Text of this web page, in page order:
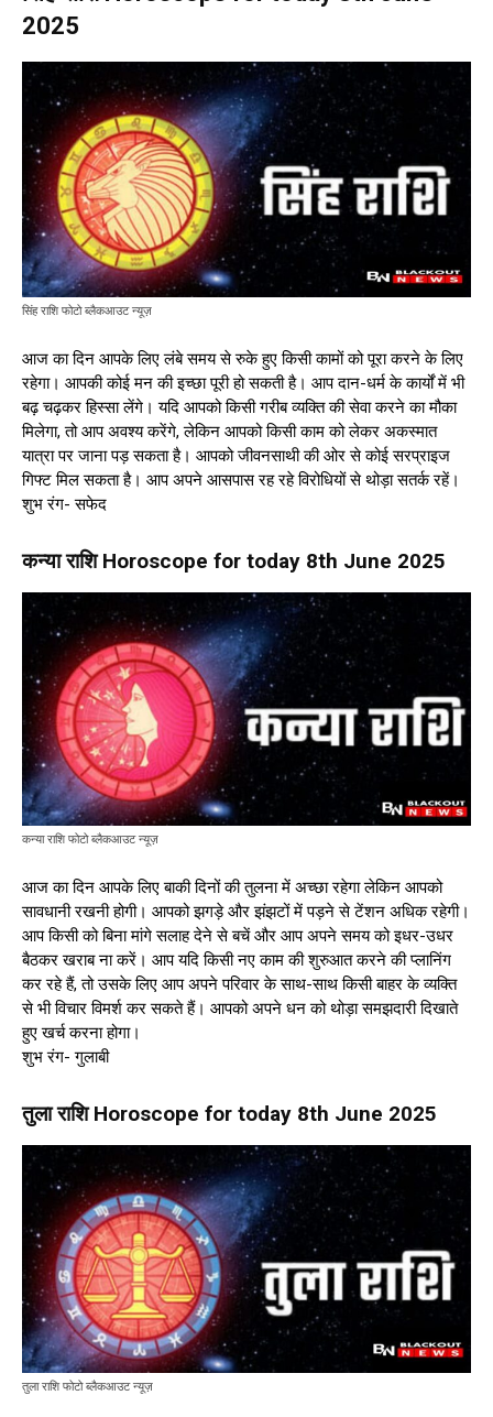
2025
सिंह राशि फोटो ब्लैकआउट न्यूज़
आज का दिन आपके लिए लंबे समय से रुके हुए किसी कामों को पूरा करने के लिए
रहेगा। आपकी कोई मन की इच्छा पूरी हो सकती है। आप दान-धर्म के कार्यों में भी
बढ़ चढ़कर हिस्सा लेंगे। यदि आपको किसी गरीब व्यक्ति की सेवा करने का मौका
मिलेगा, तो आप अवश्य करेंगे, लेकिन आपको किसी काम को लेकर अकस्मात
यात्रा पर जाना पड़ सकता है। आपको जीवनसाथी की ओर से कोई सरप्राइज
गिफ्ट मिल सकता है। आप अपने आसपास रह रहे विरोधियों से थोड़ा सतर्क रहें।
शुभ रंग- सफेद
कन्या राशि Horoscope for today 8th June 2025
कन्या राशि फोटो ब्लैकआउट न्यूज़
आज का दिन आपके लिए बाकी दिनों की तुलना में अच्छा रहेगा लेकिन आपको
सावधानी रखनी होगी। आपको झगड़े और झंझटों में पड़ने से टेंशन अधिक रहेगी।
आप किसी को बिना मांगे सलाह देने से बचें और आप अपने समय को इधर-उधर
बैठकर खराब ना करें। आप यदि किसी नए काम की शुरुआत करने की प्लानिंग
कर रहे हैं, तो उसके लिए आप अपने परिवार के साथ-साथ किसी बाहर के व्यक्ति
से भी विचार विमर्श कर सकते हैं। आपको अपने धन को थोड़ा समझदारी दिखाते
हुए खर्च करना होगा।
शुभ रंग- गुलाबी
तुला राशि Horoscope for today 8th June 2025
तुला राशि फोटो ब्लैकआउट न्यूज़